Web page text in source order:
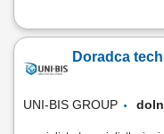
Opis stanowiska: aktywne
doboru rozwiązań
prezentowanie oferty
Doradca
UNI-BIS GROUP